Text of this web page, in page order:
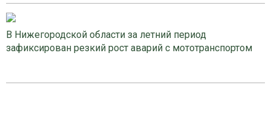
В Нижегородской области за летний период
зафиксирован резкий рост аварий с мототранспортом